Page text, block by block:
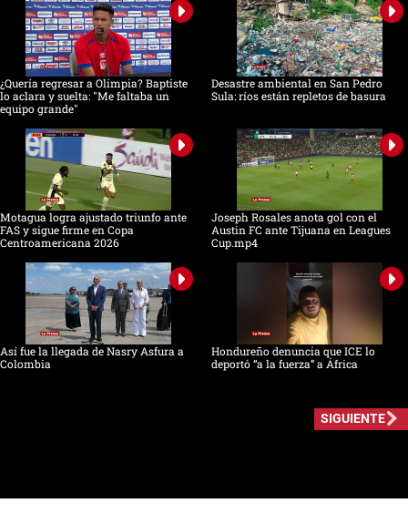
¿Quería regresar a Olimpia? Baptiste
lo aclara y suelta: "Me faltaba un
equipo grande"
Desastre ambiental en San Pedro
Sula: ríos están repletos de basura
Motagua logra ajustado triunfo ante
FAS y sigue firme en Copa
Centroamericana 2026
Joseph Rosales anota gol con el
Austin FC ante Tijuana en Leagues
Cup.mp4
Así fue la llegada de Nasry Asfura a
Colombia
Hondureño denuncia que ICE lo
deportó “a la fuerza” a África
SIGUIENTE